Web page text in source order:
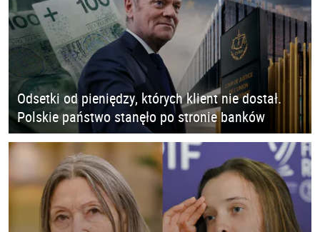
Odsetki od pieniędzy, których klient nie dostał.
Polskie państwo stanęło po stronie banków